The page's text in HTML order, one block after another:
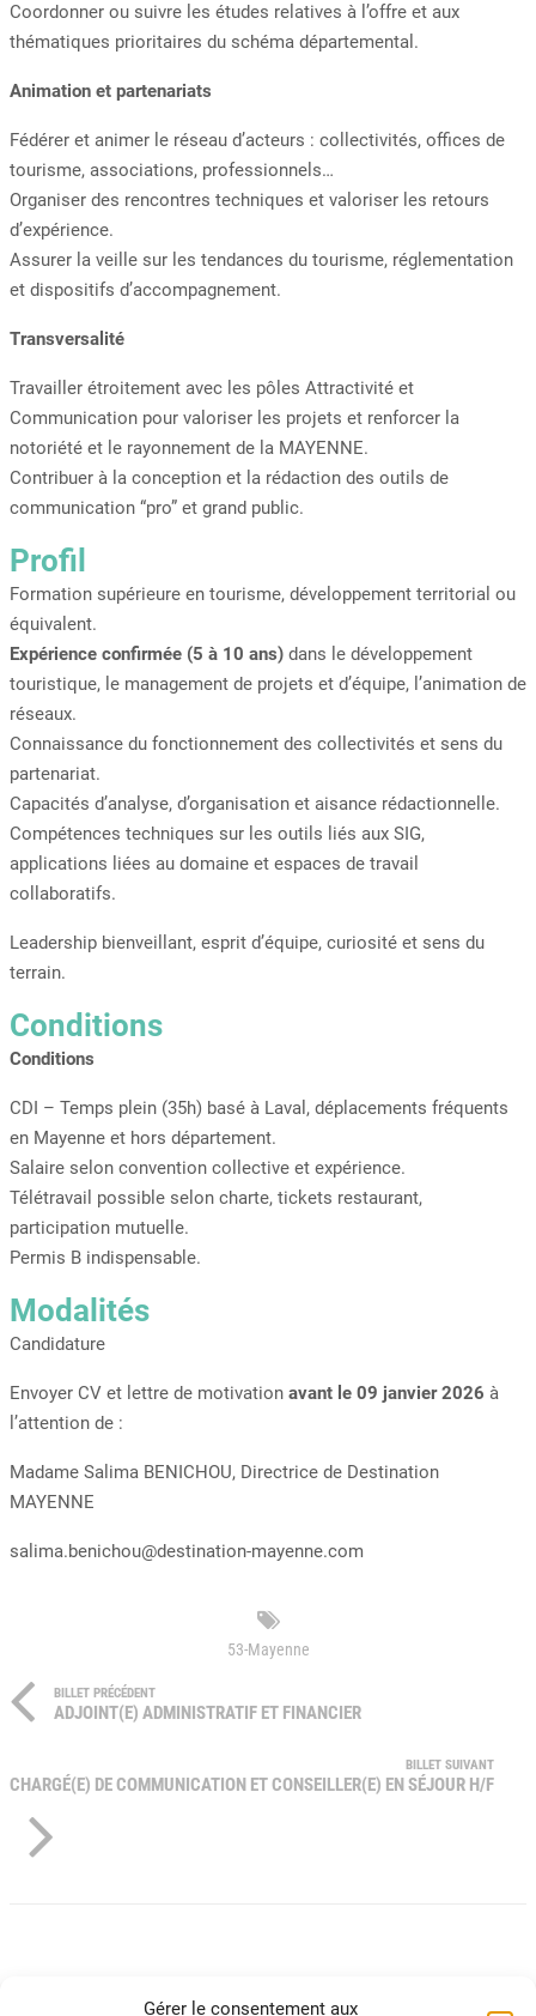
Gérer le consentement aux
Coordonner ou suivre les études relatives à l’offre et aux
thématiques prioritaires du schéma départemental.
Animation et partenariats
Fédérer et animer le réseau d’acteurs : collectivités, offices de
tourisme, associations, professionnels…
Organiser des rencontres techniques et valoriser les retours
d’expérience.
Assurer la veille sur les tendances du tourisme, réglementation
et dispositifs d’accompagnement.
Transversalité
Travailler étroitement avec les pôles Attractivité et
Communication pour valoriser les projets et renforcer la
notoriété et le rayonnement de la MAYENNE.
Contribuer à la conception et la rédaction des outils de
communication “pro” et grand public.
Profil
Formation supérieure en tourisme, développement territorial ou
équivalent.
Expérience confirmée (5 à 10 ans) dans le développement
touristique, le management de projets et d’équipe, l’animation de
réseaux.
Connaissance du fonctionnement des collectivités et sens du
partenariat.
Capacités d’analyse, d’organisation et aisance rédactionnelle.
Compétences techniques sur les outils liés aux SIG,
applications liées au domaine et espaces de travail
collaboratifs.
Leadership bienveillant, esprit d’équipe, curiosité et sens du
terrain.
Conditions
Conditions
CDI – Temps plein (35h) basé à Laval, déplacements fréquents
en Mayenne et hors département.
Salaire selon convention collective et expérience.
Télétravail possible selon charte, tickets restaurant,
participation mutuelle.
Permis B indispensable.
Modalités
Candidature
Envoyer CV et lettre de motivation avant le 09 janvier 2026 à
l’attention de :
Madame Salima BENICHOU, Directrice de Destination
MAYENNE
salima.benichou@destination-mayenne.com
53-Mayenne
BILLET PRÉCÉDENT
ADJOINT(E) ADMINISTRATIF ET FINANCIER
BILLET SUIVANT
CHARGÉ(E) DE COMMUNICATION ET CONSEILLER(E) EN SÉJOUR H/F